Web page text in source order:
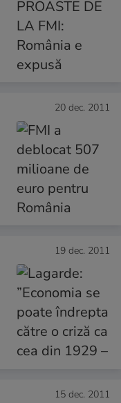
20 dec. 2011
19 dec. 2011
15 dec. 2011